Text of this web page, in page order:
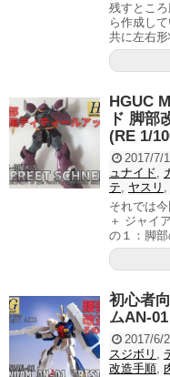
残すとこ
ら作成し
共に左右
HGUC
ド 脚部
(RE 1/
2017/7/
ュナイド,
テ, ヤスリ ,
それでは
＋ ジャイ
の１：脚
初心者
ムAN-
2017/6/
スジボリ ,
改造手順,